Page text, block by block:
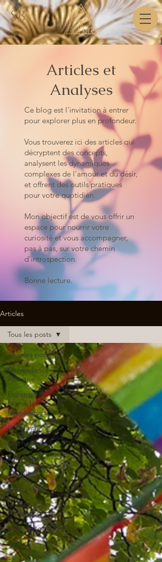
SB
Articles et
Analyses
Ce blog est l'invitation à entrer
pour explorer plus en profondeur.
Vous trouverez ici des articles qui
décryptent des concepts,
analysent les dynamiques
complexes de l'amour et du désir,
et offrent des outils pratiques
pour votre quotidien.
Mon objectif est de vous offrir un
espace pour nourrir votre
curiosité et vous accompagner,
pas à pas, sur votre chemin
d'introspection.
Bonne lecture.
Articles
Tous les posts
Dépendance
Affective
Expatriés &
Nomades
Numériques
Inclusivité
Psychologie
Sexologie
Couple
Parentalité
Divorce et
séparation
Relation toxique
Société
Tous les posts